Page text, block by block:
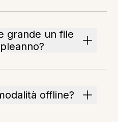
grande un file
offline?